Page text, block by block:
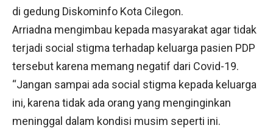
di gedung Diskominfo Kota Cilegon.
Arriadna mengimbau kepada masyarakat agar tidak
terjadi social stigma terhadap keluarga pasien PDP
tersebut karena memang negatif dari Covid-19.
“Jangan sampai ada social stigma kepada keluarga
ini, karena tidak ada orang yang menginginkan
meninggal dalam kondisi musim seperti ini.